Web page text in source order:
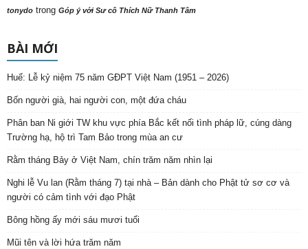
tonydo trong Góp ý với Sư cô Thích Nữ Thanh Tâm
BÀI MỚI
Huế: Lễ kỷ niệm 75 năm GĐPT Việt Nam (1951 – 2026)
Bốn người già, hai người con, một đứa cháu
Phân ban Ni giới TW khu vực phía Bắc kết nối tình pháp lữ, cúng dàng
Trường hạ, hộ trì Tam Bảo trong mùa an cư
Rằm tháng Bảy ở Việt Nam, chín trăm năm nhìn lại
Nghi lễ Vu lan (Rằm tháng 7) tại nhà – Bản dành cho Phật tử sơ cơ và
người có cảm tình với đạo Phật
Bông hồng ấy mới sáu mươi tuổi
Mũi tên và lời hứa trăm năm